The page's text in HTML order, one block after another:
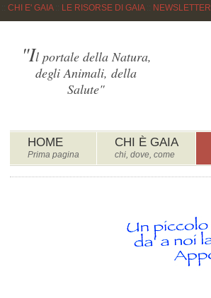
CHI E' GAIA:: LE RISORSE DI GAIA:: NEWSLETTER
HOME
Prima pagina
CHI È GAIA
chi, dove, come
"Il portale della Natura,
degli Animali, della
Salute"